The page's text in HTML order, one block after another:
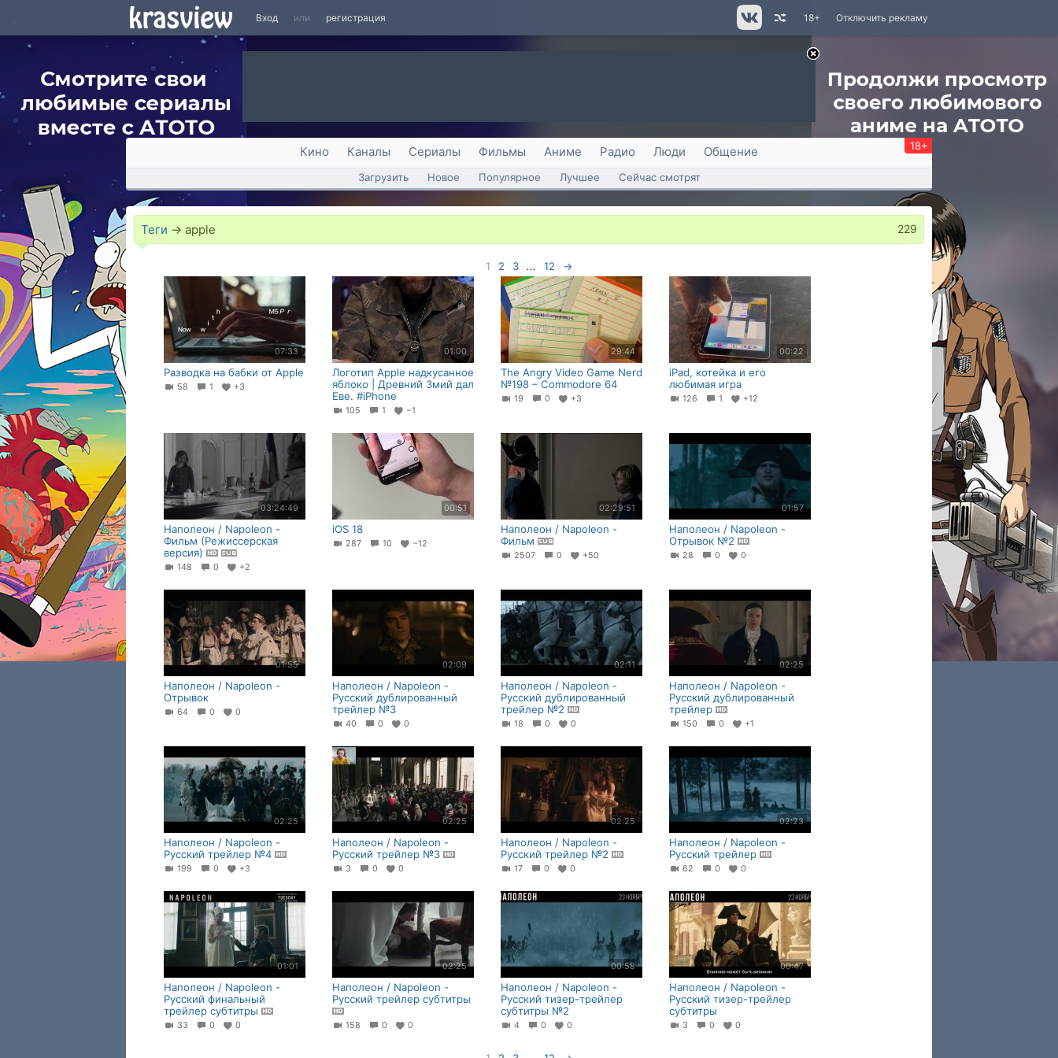
Вход или регистрация Отключить рекламу
18+
Кино Каналы Сериалы Фильмы Аниме Радио Люди Общение 18+
Загрузить Новое Популярное Лучшее Сейчас смотрят
Теги → apple 229
1 2 3 ... 12 →
07:33
Разводка на бабки от Apple
58 1 +3
01:00
Логотип Apple надкусанное
яблоко | Древний Змий дал
Еве. #iPhone
105 1 −1
29:44
The Angry Video Game Nerd
№198 – Commodore 64
19 0 +3
00:22
iPad, котейка и его
любимая игра
126 1 +12
03:24:49
Наполеон / Napoleon -
Фильм (Режиссерская
версия)
148 0 +2
00:51
iOS 18
287 10 −12
02:29:51
Наполеон / Napoleon -
Фильм
2507 0 +50
01:57
Наполеон / Napoleon -
Отрывок №2
28 0 0
01:55
Наполеон / Napoleon -
Отрывок
64 0 0
02:09
Наполеон / Napoleon -
Русский дублированный
трейлер №3
40 0 0
02:11
Наполеон / Napoleon -
Русский дублированный
трейлер №2
18 0 0
02:25
Наполеон / Napoleon -
Русский дублированный
трейлер
150 0 +1
02:25
Наполеон / Napoleon -
Русский трейлер №4
199 0 +3
02:25
Наполеон / Napoleon -
Русский трейлер №3
3 0 0
02:25
Наполеон / Napoleon -
Русский трейлер №2
17 0 0
02:23
Наполеон / Napoleon -
Русский трейлер
62 0 0
01:01
Наполеон / Napoleon -
Русский финальный
трейлер субтитры
33 0 0
02:25
Наполеон / Napoleon -
Русский трейлер субтитры
158 0 0
00:58
Наполеон / Napoleon -
Русский тизер-трейлер
субтитры №2
4 0 0
00:47
Наполеон / Napoleon -
Русский тизер-трейлер
субтитры
3 0 0